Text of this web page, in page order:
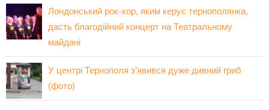
Лондонський рок-хор, яким керує тернополянка,
дасть благодійний концерт на Театральному
майдані
У центрі Тернополя з’явився дуже дивний гриб
(фото)